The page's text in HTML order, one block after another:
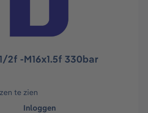
2f -M16x1.5f 330bar
te zien
Inloggen